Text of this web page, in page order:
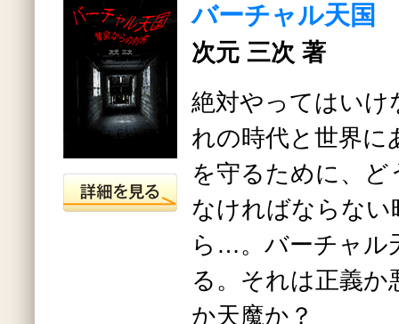
バーチャル天国
次元 三次 著
絶対やってはい
れの時代と世界に
を守るために、
なければならな
ら…。バーチャル
る。それは正義
か天魔か？